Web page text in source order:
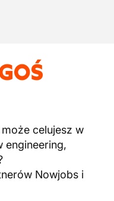
celujesz w
engineering,
Nowjobs i